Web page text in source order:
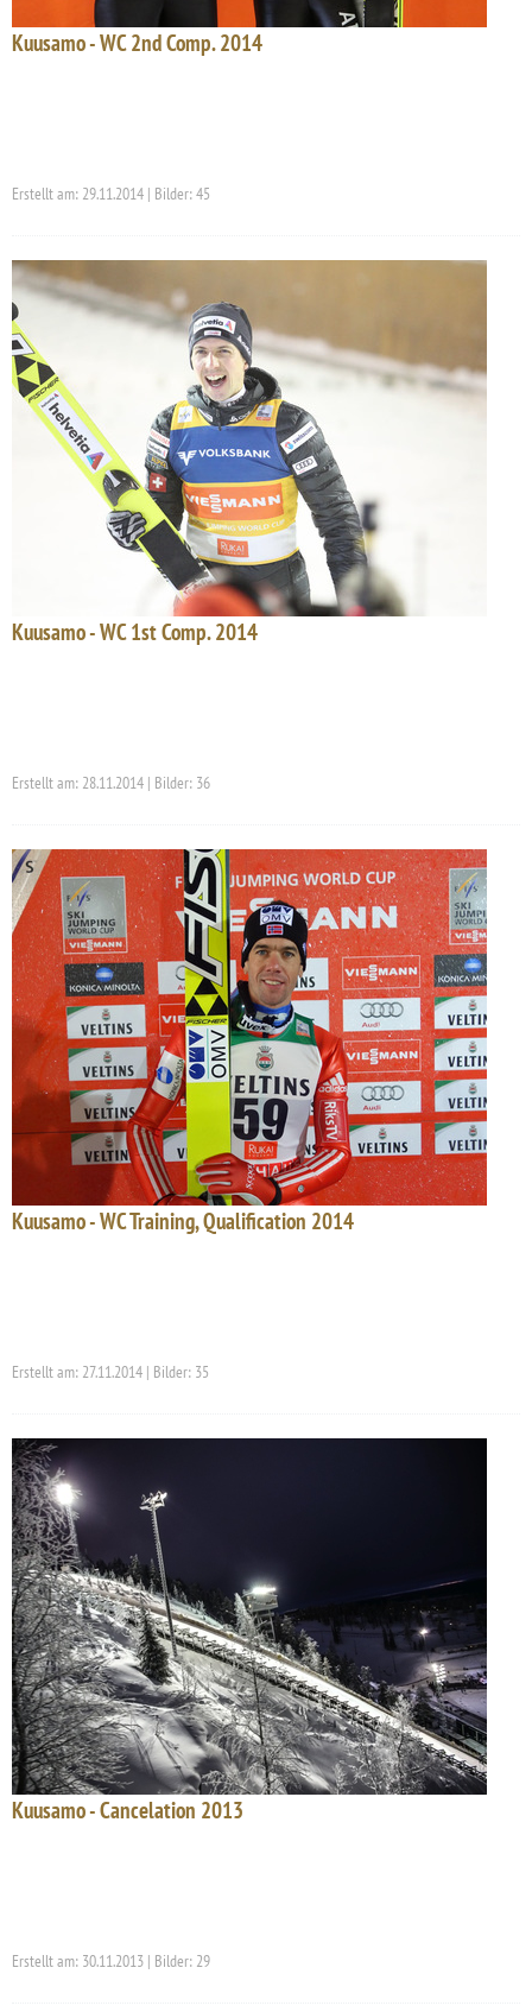
Kuusamo - WC 2nd Comp. 2014
Erstellt am: 29.11.2014 | Bilder: 45
Kuusamo - WC 1st Comp. 2014
Erstellt am: 28.11.2014 | Bilder: 36
Kuusamo - WC Training, Qualification 2014
Erstellt am: 27.11.2014 | Bilder: 35
Kuusamo - Cancelation 2013
Erstellt am: 30.11.2013 | Bilder: 29